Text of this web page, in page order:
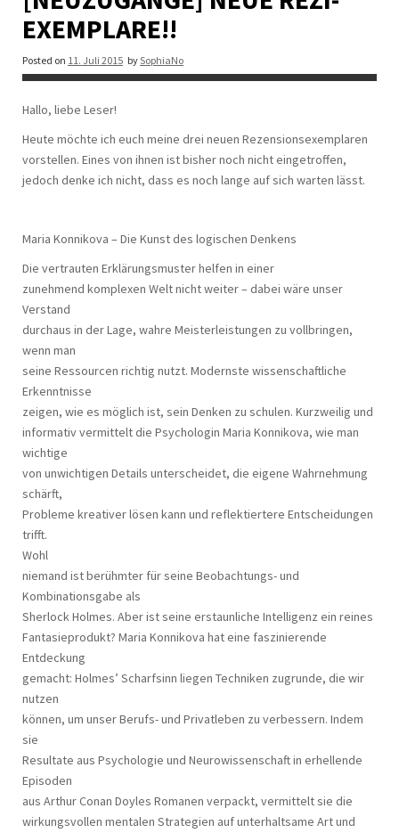
EXEMPLARE!!
Posted on 11. Juli 2015 bySophiaNo
Hallo, liebe Leser!
Heute möchte ich euch meine drei neuen Rezensionsexemplaren
vorstellen. Eines von ihnen ist bisher noch nicht eingetroffen,
jedoch denke ich nicht, dass es noch lange auf sich warten lässt.
Maria Konnikova – Die Kunst des logischen Denkens
Die vertrauten Erklärungsmuster helfen in einer
zunehmend komplexen Welt nicht weiter – dabei wäre unser
Verstand
durchaus in der Lage, wahre Meisterleistungen zu vollbringen,
wenn man
seine Ressourcen richtig nutzt. Modernste wissenschaftliche
Erkenntnisse
zeigen, wie es möglich ist, sein Denken zu schulen. Kurzweilig und
informativ vermittelt die Psychologin Maria Konnikova, wie man
wichtige
von unwichtigen Details unterscheidet, die eigene Wahrnehmung
schärft,
Probleme kreativer lösen kann und reflektiertere Entscheidungen
trifft.
Wohl
niemand ist berühmter für seine Beobachtungs- und
Kombinationsgabe als
Sherlock Holmes. Aber ist seine erstaunliche Intelligenz ein reines
Fantasieprodukt? Maria Konnikova hat eine faszinierende
Entdeckung
gemacht: Holmes’ Scharfsinn liegen Techniken zugrunde, die wir
nutzen
können, um unser Berufs- und Privatleben zu verbessern. Indem
sie
Resultate aus Psychologie und Neurowissenschaft in erhellende
Episoden
aus Arthur Conan Doyles Romanen verpackt, vermittelt sie die
wirkungsvollen mentalen Strategien auf unterhaltsame Art und